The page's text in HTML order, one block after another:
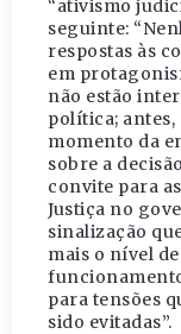
“ativismo
seguinte:
respostas às
em
não estão
política; antes,
momento da
sobre a
convite para
Justiça no
sinalização
mais o nível
para tensões
sido evitadas”.